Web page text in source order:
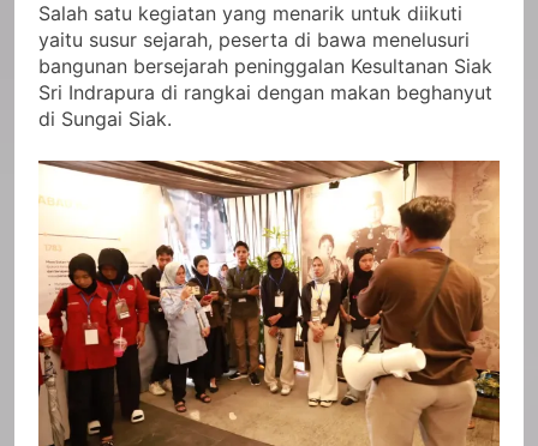
Salah satu kegiatan yang menarik untuk diikuti
yaitu susur sejarah, peserta di bawa menelusuri
bangunan bersejarah peninggalan Kesultanan Siak
Sri Indrapura di rangkai dengan makan beghanyut
di Sungai Siak.